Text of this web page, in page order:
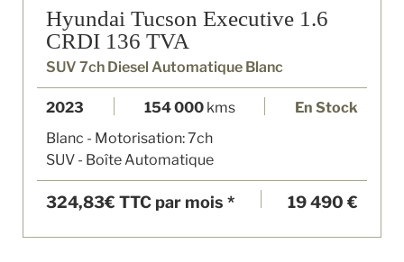
Hyundai Tucson Executive 1.6
CRDI 136 TVA
SUV 7ch Diesel Automatique Blanc
2023 154 000 kms
En Stock
Blanc - Motorisation: 7ch
SUV - Boîte Automatique
324,83€ TTC par mois * 19 490 €